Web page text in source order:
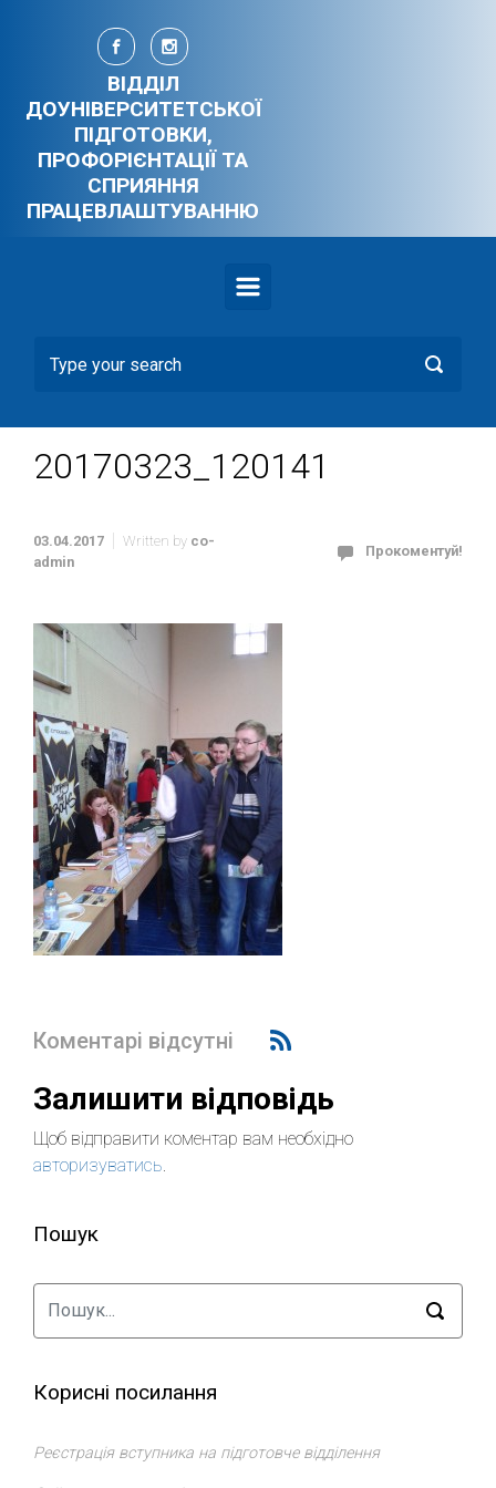
Skip to main content
ВІДДІЛ
ДОУНІВЕРСИТЕТСЬКОЇ
ПІДГОТОВКИ,
ПРОФОРІЄНТАЦІЇ ТА
СПРИЯННЯ
ПРАЦЕВЛАШТУВАННЮ
20170323_120141
03.04.2017 Written by co-
admin
Прокоментуй!
Коментарі відсутні
Залишити відповідь
Щоб відправити коментар вам необхідно
авторизуватись.
Пошук
Корисні посилання
Реєстрація вступника на підготовче відділення